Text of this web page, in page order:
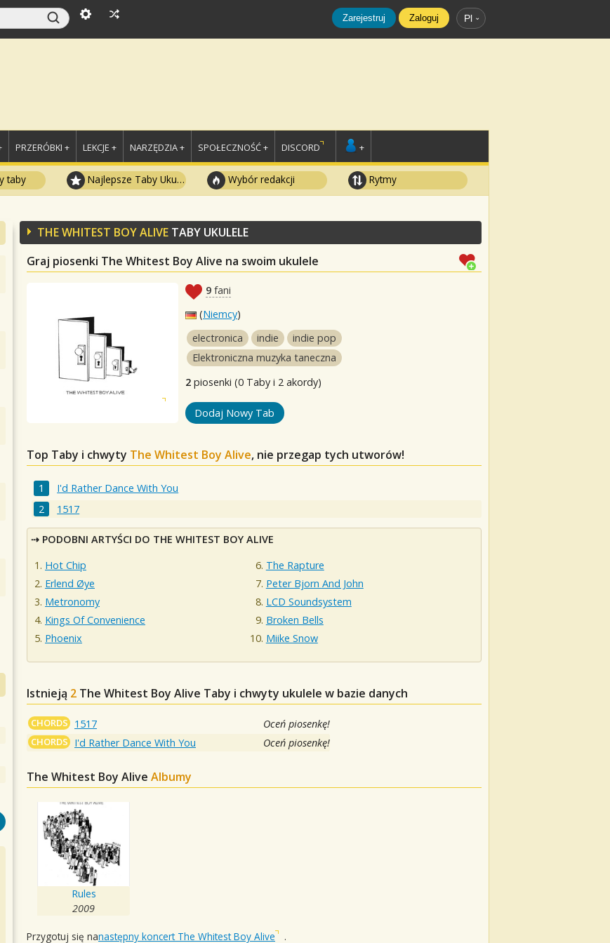
Zarejestruj Zaloguj Pl
PRZERÓBKI + LEKCJE + NARZĘDZIA + SPOŁECZNOŚĆ + DISCORD +
taby Najlepsze Taby Ukulele Wybór redakcji Rytmy
THE WHITEST BOY ALIVE TABY UKULELE
Graj piosenki The Whitest Boy Alive na swoim ukulele
9 fani
(Niemcy)
electronica
indie
indie pop
Elektroniczna muzyka taneczna
2 piosenki (0 Taby i 2 akordy)
Dodaj Nowy Tab
Top Taby i chwyty The Whitest Boy Alive, nie przegap tych utworów!
I'd Rather Dance With You
1517
PODOBNI ARTYŚCI DO THE WHITEST BOY ALIVE
Hot Chip
Erlend Øye
Metronomy
Kings Of Convenience
Phoenix
The Rapture
Peter Bjorn And John
LCD Soundsystem
Broken Bells
Miike Snow
Istnieją 2 The Whitest Boy Alive Taby i chwyty ukulele w bazie danych
CHORDS 1517 Oceń piosenkę!
CHORDS I'd Rather Dance With You Oceń piosenkę!
The Whitest Boy Alive Albumy
Rules
2009
Przygotuj się nanastępny koncert The Whitest Boy Alive .